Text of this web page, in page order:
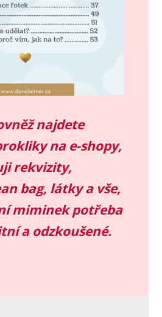
najdete
na e-shopy,
rekvizity,
bag, látky a vše,
miminek potřeba
a odzkoušené.